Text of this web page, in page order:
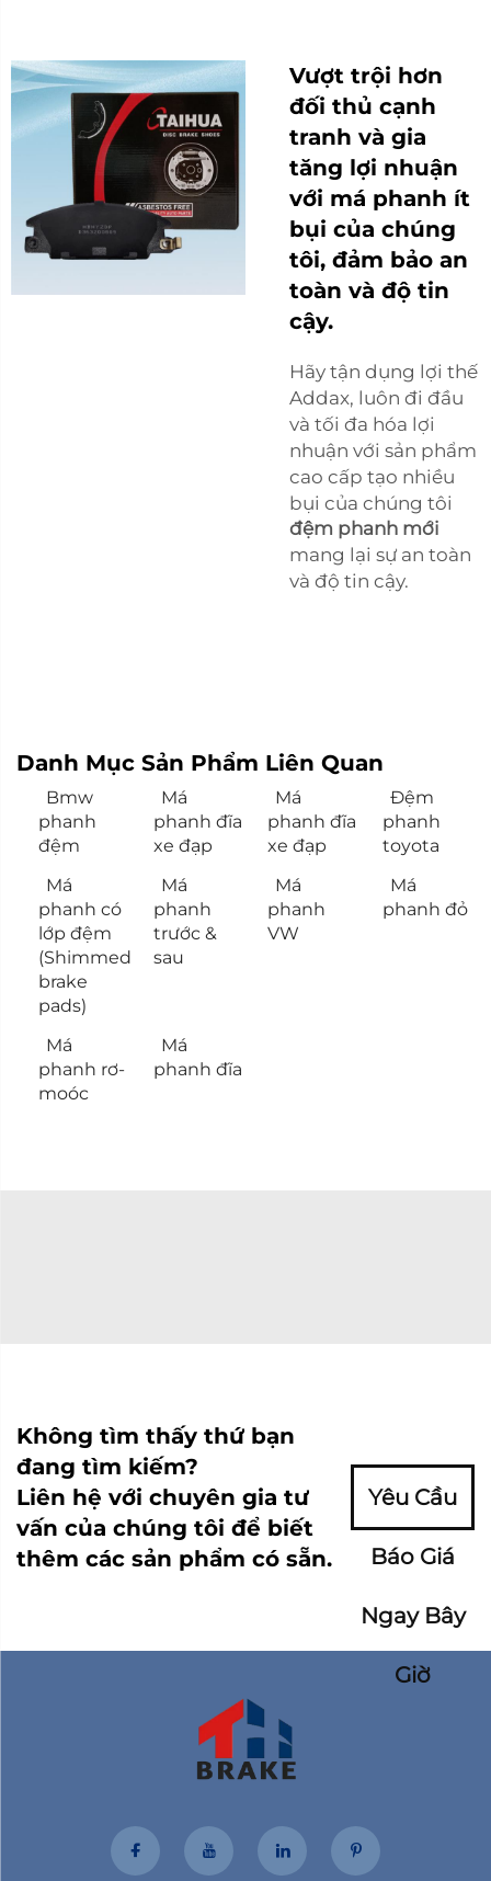
Vượt trội hơn
đối thủ cạnh
tranh và gia
tăng lợi nhuận
với má phanh ít
bụi của chúng
tôi, đảm bảo an
toàn và độ tin
cậy.
Hãy tận dụng lợi thế
Addax, luôn đi đầu
và tối đa hóa lợi
nhuận với sản phẩm
cao cấp tạo nhiều
bụi của chúng tôi
đệm phanh mới
mang lại sự an toàn
và độ tin cậy.
Danh Mục Sản Phẩm Liên Quan
Bmw
phanh
đệm
Má
phanh đĩa
xe đạp
Má
phanh đĩa
xe đạp
Đệm
phanh
toyota
Má
phanh có
lớp đệm
(Shimmed
brake
pads)
Má
phanh
trước &
sau
Má
phanh
VW
Má
phanh đỏ
Má
phanh rơ-
moóc
Má
phanh đĩa
Không tìm thấy thứ bạn
đang tìm kiếm?
Liên hệ với chuyên gia tư
vấn của chúng tôi để biết
thêm các sản phẩm có sẵn.
Yêu Cầu
Báo Giá
Ngay Bây
Giờ